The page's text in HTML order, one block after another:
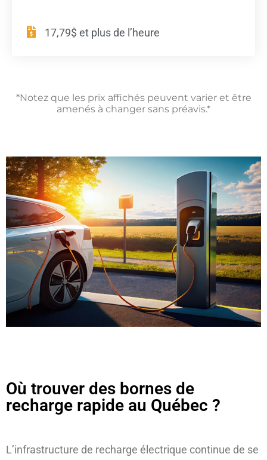
17,79$ et plus de l’heure
*Notez que les prix affichés peuvent varier et être
amenés à changer sans préavis.*
Où trouver des bornes de
recharge rapide au Québec ?
L’infrastructure de recharge électrique continue de se